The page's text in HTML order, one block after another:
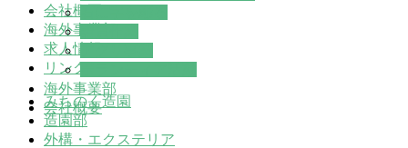
海外事業部
会社概要
会社概要
海外事業部
求人情報
リンク
みちのく造園
造園部
外構・エクステリア